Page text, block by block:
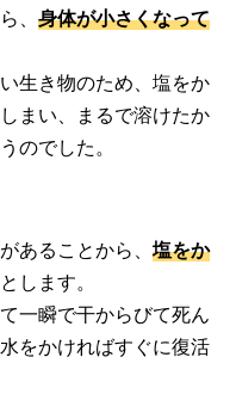
、 身体が小さくなって
生き物のため、塩をか
まい、まるで溶けたか
のでした。
あることから、 塩をか
します。
一瞬で干からびて死ん
をかければすぐに復活